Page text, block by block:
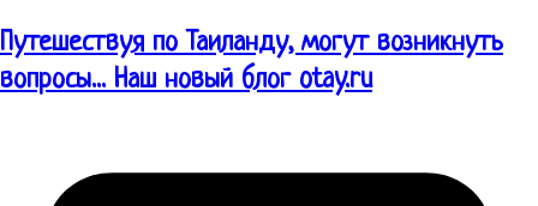
Путешествуя по Таиланду, могут возникнуть
вопросы... Наш новый блог otay.ru